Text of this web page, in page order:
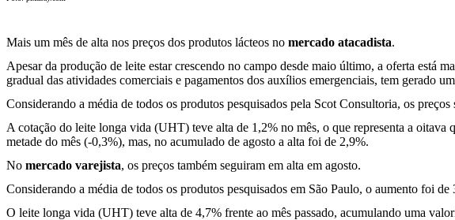
Mais um mês de alta nos preços dos produtos lácteos no mercado atacadista.
Apesar da produção de leite estar crescendo no campo desde maio último, a oferta está
gradual das atividades comerciais e pagamentos dos auxílios emergenciais, tem gerado
Considerando a média de todos os produtos pesquisados pela Scot Consultoria, os
A cotação do leite longa vida (UHT) teve alta de 1,2% no mês, o que representa a oitava
metade do mês (-0,3%), mas, no acumulado de agosto a alta foi de 2,9%.
No mercado varejista, os preços também seguiram em alta em agosto.
Considerando a média de todos os produtos pesquisados em São Paulo, o aumento foi de
O leite longa vida (UHT) teve alta de 4,7% frente ao mês passado, acumulando uma